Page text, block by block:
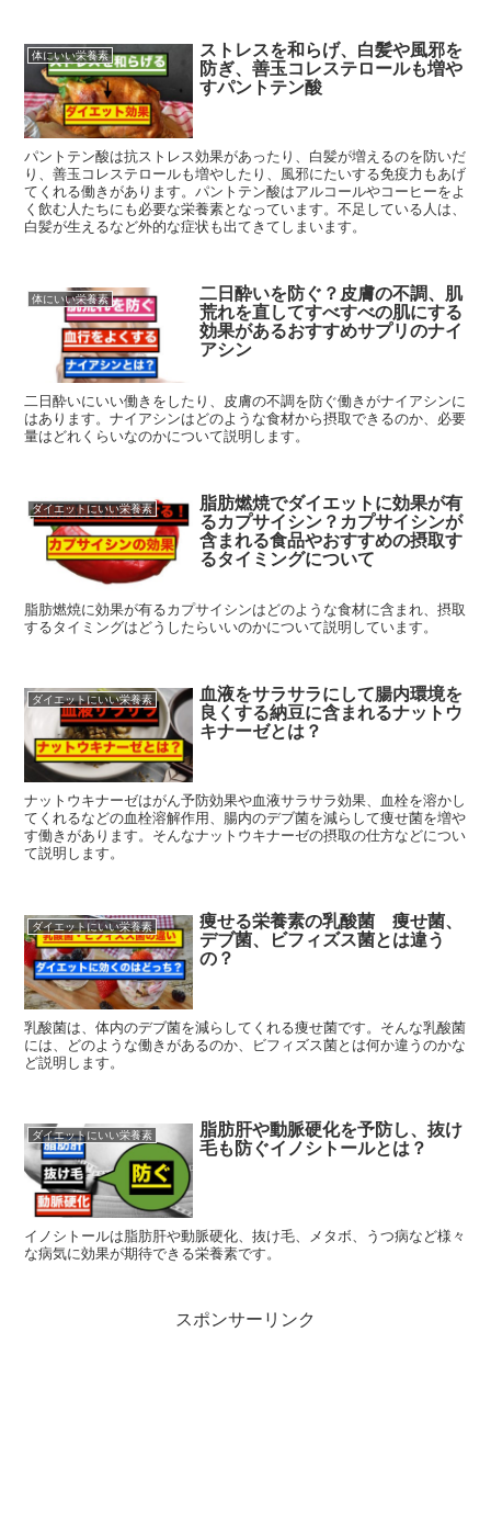
体にいい栄養素
ストレスを和らげ、白髪や風邪を
防ぎ、善玉コレステロールも増や
すパントテン酸
パントテン酸は抗ストレス効果があったり、白髪が増えるのを防いだ
り、善玉コレステロールも増やしたり、風邪にたいする免疫力もあげ
てくれる働きがあります。パントテン酸はアルコールやコーヒーをよ
く飲む人たちにも必要な栄養素となっています。不足している人は、
白髪が生えるなど外的な症状も出てきてしまいます。
体にいい栄養素
二日酔いを防ぐ？皮膚の不調、肌
荒れを直してすべすべの肌にする
効果があるおすすめサプリのナイ
アシン
二日酔いにいい働きをしたり、皮膚の不調を防ぐ働きがナイアシンに
はあります。ナイアシンはどのような食材から摂取できるのか、必要
量はどれくらいなのかについて説明します。
ダイエットにいい栄養素
脂肪燃焼でダイエットに効果が有
るカプサイシン？カプサイシンが
含まれる食品やおすすめの摂取す
るタイミングについて
脂肪燃焼に効果が有るカプサイシンはどのような食材に含まれ、摂取
するタイミングはどうしたらいいのかについて説明しています。
ダイエットにいい栄養素
血液をサラサラにして腸内環境を
良くする納豆に含まれるナットウ
キナーゼとは？
ナットウキナーゼはがん予防効果や血液サラサラ効果、血栓を溶かし
てくれるなどの血栓溶解作用、腸内のデブ菌を減らして痩せ菌を増や
す働きがあります。そんなナットウキナーゼの摂取の仕方などについ
て説明します。
ダイエットにいい栄養素
痩せる栄養素の乳酸菌 痩せ菌、
デブ菌、ビフィズス菌とは違う
の？
乳酸菌は、体内のデブ菌を減らしてくれる痩せ菌です。そんな乳酸菌
には、どのような働きがあるのか、ビフィズス菌とは何か違うのかな
ど説明します。
ダイエットにいい栄養素
脂肪肝や動脈硬化を予防し、抜け
毛も防ぐイノシトールとは？
イノシトールは脂肪肝や動脈硬化、抜け毛、メタボ、うつ病など様々
な病気に効果が期待できる栄養素です。
スポンサーリンク